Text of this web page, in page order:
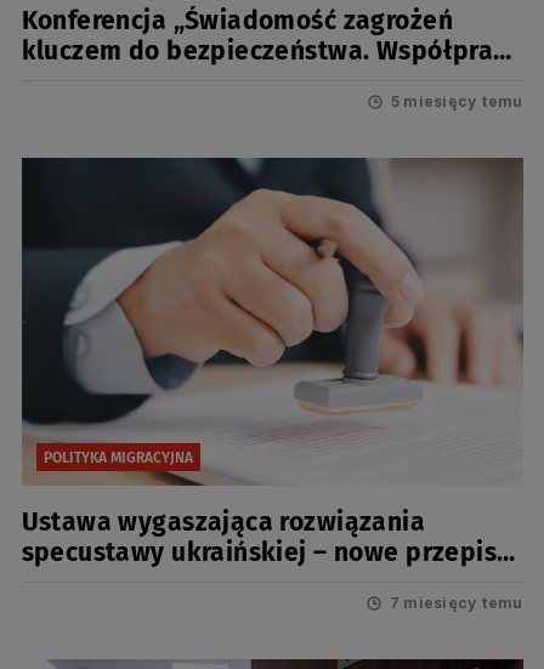
Konferencja „Świadomość zagrożeń
kluczem do bezpieczeństwa. Współpraca
zwalczania przestępstwa handlu ludźmi
5 miesięcy temu
POLITYKA MIGRACYJNA
Ustawa wygaszająca rozwiązania
specustawy ukraińskiej – nowe przepisy
7 miesięcy temu